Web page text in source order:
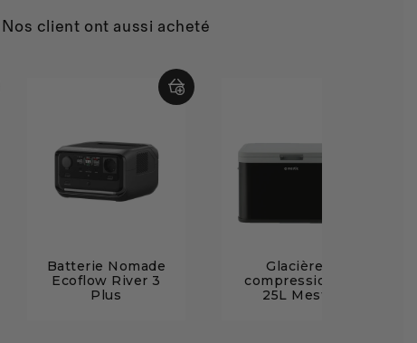
Nos client ont aussi acheté
Batterie Nomade
Ecoflow River 3
Plus
Glacière à
compression de
25L Mestic